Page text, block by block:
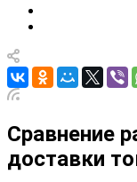
Сравнение
доставки